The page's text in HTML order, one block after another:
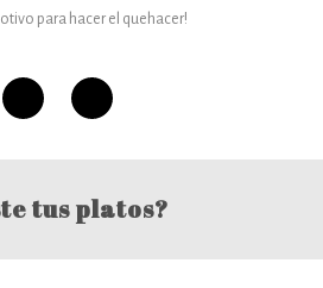
para hacer el quehacer!
tus platos?